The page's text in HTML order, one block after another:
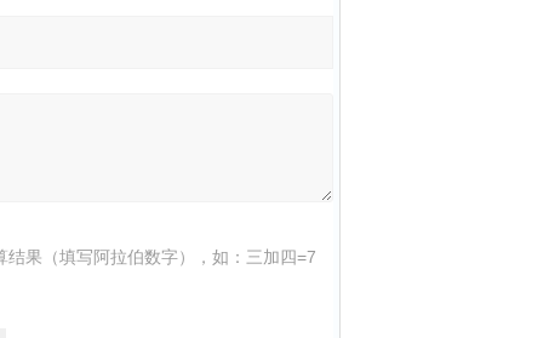
结果（填写阿拉伯数字），如：三加四=7